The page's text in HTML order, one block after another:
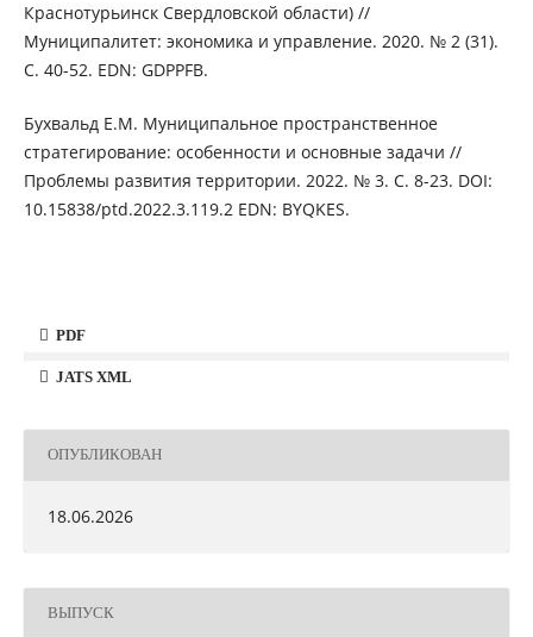
Краснотурьинск Свердловской области) //
Муниципалитет: экономика и управление. 2020. № 2 (31).
С. 40-52. EDN: GDPPFB.
Бухвальд Е.М. Муниципальное пространственное
стратегирование: особенности и основные задачи //
Проблемы развития территории. 2022. № 3. С. 8-23. DOI:
10.15838/ptd.2022.3.119.2 EDN: BYQKES.
PDF
JATS XML
ОПУБЛИКОВАН
18.06.2026
ВЫПУСК